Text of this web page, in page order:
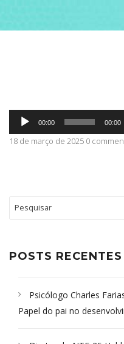
CONTATO
Tocador
áudio
00:00 00:00
18 de março de 2025 0
POSTS RECENTES
Psicólogo Charles
Papel do pai no